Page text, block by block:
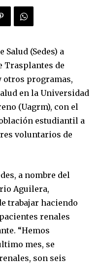
(Sedes) a
Trasplantes de
otros programas,
en la Universidad
(Uagrm), con el
estudiantil a
voluntarios de
a nombre del
Aguilera,
trabajar haciendo
renales
“Hemos
mes, se
son seis